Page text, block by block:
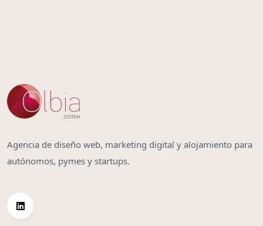
Agencia de diseño web, marketing digital y alojamiento para
autónomos, pymes y startups.